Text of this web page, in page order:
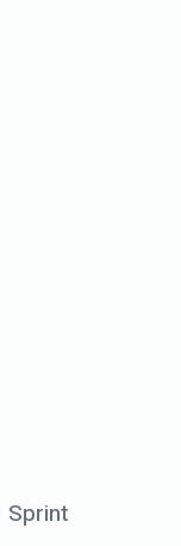
Sprint